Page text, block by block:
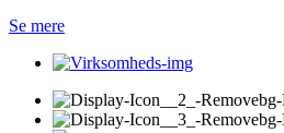
Se mere